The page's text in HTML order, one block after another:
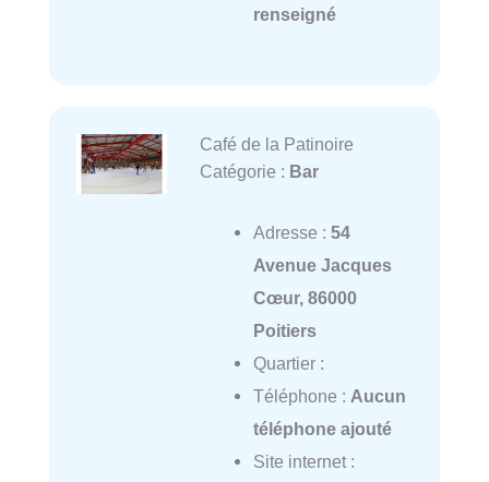
renseigné
Café de la Patinoire
Catégorie : Bar
Adresse : 54
Avenue Jacques
Cœur, 86000
Poitiers
Quartier :
Téléphone : Aucun
téléphone ajouté
Site internet :